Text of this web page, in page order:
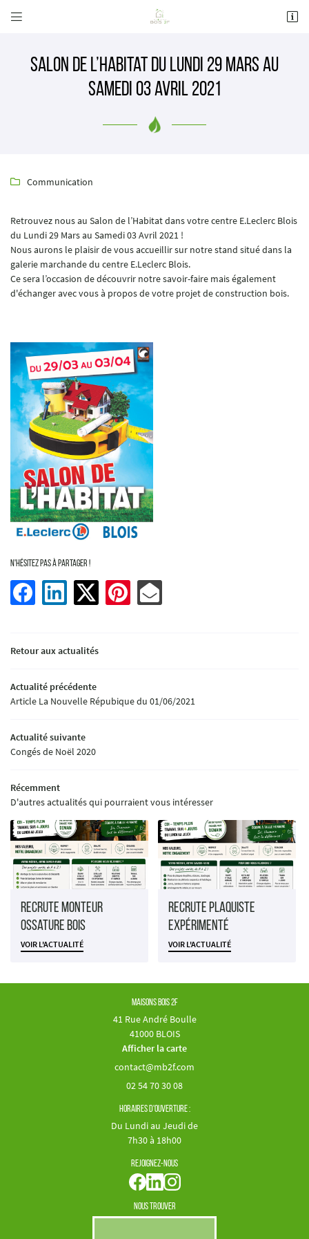

LE BOIS
PROJET
AVIS
CONTACT

02 54 70 30 08
 Recopier le code ci-contre
Rafraîchir le captcha
En cochant cette case, vous consentez à recevoir nos propositions commerciales à l'adresse
email indiqué ci-dessus. Vous pouvez vous désinscrire à tout moment en utilisant
formulaire de désinscription.
Inscription
Salon de l’Habitat du Lundi 29 Mars au
Samedi 03 Avril 2021
 Communication
Retrouvez nous au Salon de l’Habitat dans votre centre E.Leclerc Blois
du Lundi 29 Mars au Samedi 03 Avril 2021 !
Nous aurons le plaisir de vous accueillir sur notre stand situé dans la
galerie marchande du centre E.Leclerc Blois.
Ce sera l’occasion de découvrir notre savoir-faire mais également
d'échanger avec vous à propos de votre projet de construction bois.
N'hésitez pas à partager !
Retour aux actualités
Actualité précédente
Article La Nouvelle Répubique du 01/06/2021
Actualité suivante
Congés de Noël 2020
Récemment
D'autres actualités qui pourraient vous intéresser
Recrute Monteur
Ossature Bois
VOIR L'ACTUALITÉ
Recrute Plaquiste
expérimenté
VOIR L'ACTUALITÉ
Maisons Bois 2F
41 Rue André Boulle
41000 BLOIS
Afficher la carte
02 54 70 30 08
Horaires d'ouverture :
Du Lundi au Jeudi de
7h30 à 18h00
Rejoignez-nous
Nous trouver